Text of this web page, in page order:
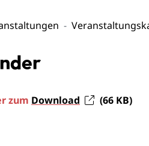
zum Download (66 KB)